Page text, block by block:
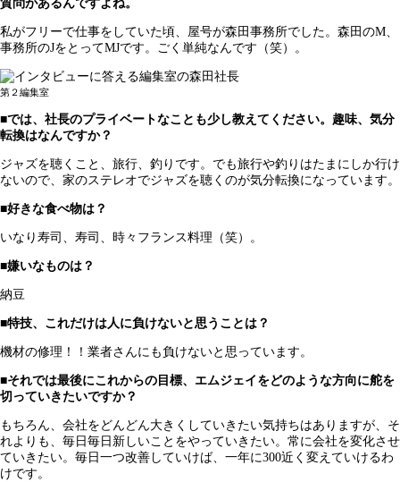
質問があるんですよね。
私がフリーで仕事をしていた頃、屋号が森田事務所でした。森田のM、
事務所のJをとってMJです。ごく単純なんです（笑）。
第２編集室
■では、社長のプライベートなことも少し教えてください。趣味、気分
転換はなんですか？
ジャズを聴くこと、旅行、釣りです。でも旅行や釣りはたまにしか行け
ないので、家のステレオでジャズを聴くのが気分転換になっています。
■好きな食べ物は？
いなり寿司、寿司、時々フランス料理（笑）。
■嫌いなものは？
納豆
■特技、これだけは人に負けないと思うことは？
機材の修理！！業者さんにも負けないと思っています。
■それでは最後にこれからの目標、エムジェイをどのような方向に舵を
切っていきたいですか？
もちろん、会社をどんどん大きくしていきたい気持ちはありますが、そ
れよりも、毎日毎日新しいことをやっていきたい。常に会社を変化させ
ていきたい。毎日一つ改善していけば、一年に300近く変えていけるわ
けです。